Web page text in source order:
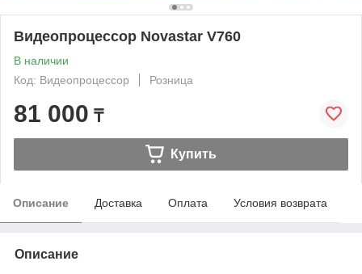
Видеопроцессор Novastar V760
В наличии
Код: Видеопроцессор
Розница
81 000 ₸
Купить
Описание Доставка Оплата Условия возврата
Описание